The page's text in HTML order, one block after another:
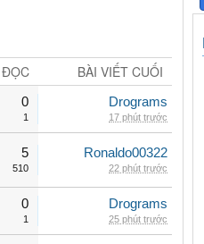
ĐỌC BÀI VIẾT CUỐI
0
1
Drograms
17 phút trước
5
510
Ronaldo00322
22 phút trước
0
1
Drograms
25 phút trước